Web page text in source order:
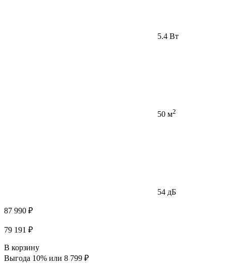
5.4 Вт
50 м2
54 дБ
87 990 ₽
79 191 ₽
В корзину
Выгода 10% или 8 799 ₽